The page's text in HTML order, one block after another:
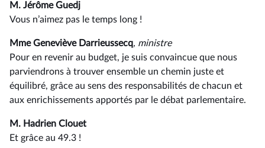
M. Jérôme Guedj
Vous n’aimez pas le temps long !
Mme Geneviève Darrieussecq, ministre
Pour en revenir au budget, je suis convaincue que nous
parviendrons à trouver ensemble un chemin juste et
équilibré, grâce au sens des responsabilités de chacun et
aux enrichissements apportés par le débat parlementaire.
M. Hadrien Clouet
Et grâce au 49.3 !